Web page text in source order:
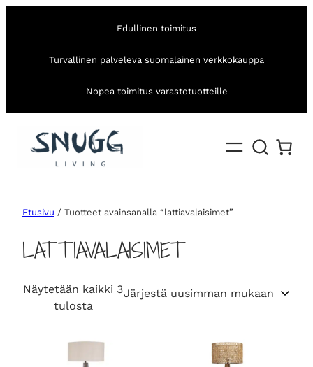
Edullinen toimitus
Turvallinen palveleva suomalainen verkkokauppa
Nopea toimitus varastotuotteille
Etusivu / Tuotteet avainsanalla “lattiavalaisimet”
LATTIAVALAISIMET
Näytetään kaikki 3
tulostaS
r